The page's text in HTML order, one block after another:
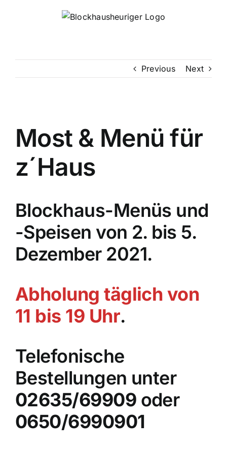
Previous Next
Most & Menü für
z´Haus
Blockhaus-Menüs und
-Speisen von 2. bis 5.
Dezember 2021.
Abholung täglich von
11 bis 19 Uhr.
Telefonische
Bestellungen unter
02635/69909 oder
0650/6990901